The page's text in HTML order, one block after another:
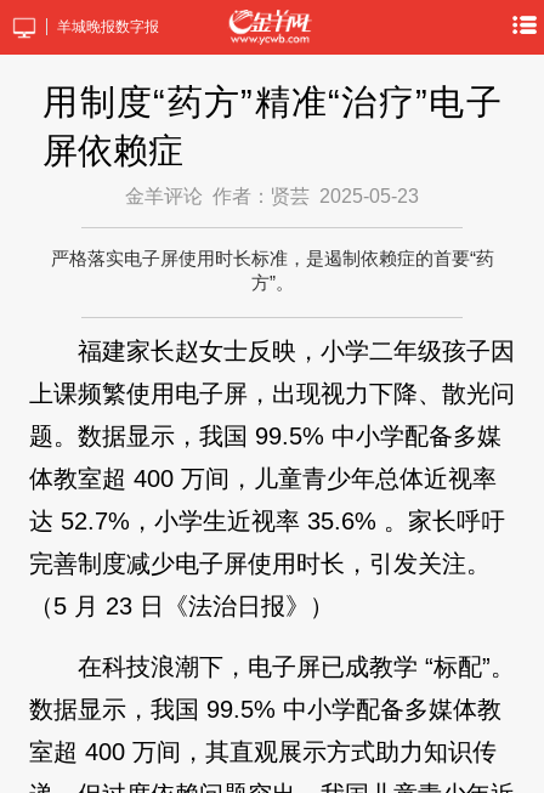
羊城晚报数字报
用制度“药方”精准“治疗”电子
屏依赖症
金羊评论 作者：贤芸 2025-05-23
严格落实电子屏使用时长标准，是遏制依赖症的首要“药
方”。
福建家长赵女士反映，小学二年级孩子因
上课频繁使用电子屏，出现视力下降、散光问
题。数据显示，我国 99.5% 中小学配备多媒
体教室超 400 万间，儿童青少年总体近视率
达 52.7%，小学生近视率 35.6% 。家长呼吁
完善制度减少电子屏使用时长，引发关注。
（5 月 23 日《法治日报》）
在科技浪潮下，电子屏已成教学 “标配”。
数据显示，我国 99.5% 中小学配备多媒体教
室超 400 万间，其直观展示方式助力知识传